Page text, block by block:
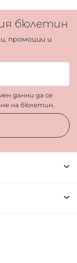
бюлетин
промоции и
данни да се
на бюлетин.